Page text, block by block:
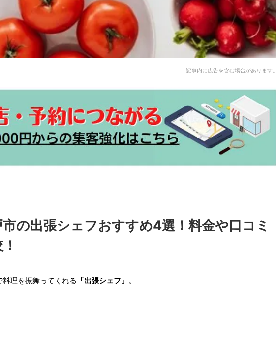
記事内に広告を含む場合があります。
の出張シェフおすすめ4選！料金や口コミ
理を振舞ってくれる 「出張シェフ」 。